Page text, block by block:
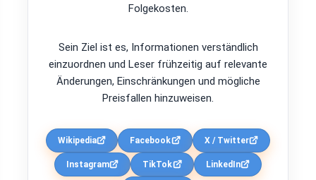
Folgekosten.
Sein Ziel ist es, Informationen verständlich
einzuordnen und Leser frühzeitig auf relevante
Änderungen, Einschränkungen und mögliche
Preisfallen hinzuweisen.
Wikipedia Facebook X / Twitter
Instagram TikTok LinkedIn